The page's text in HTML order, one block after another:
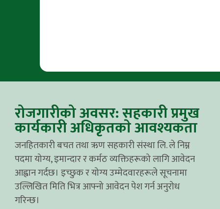
रोजगारीको अवसर: सहकारी प्रमुख
कार्यकारी अधिकृतकाे आवश्यकता
जनहितकारी बचत तथा ऋण सहकारी संस्था लि. ले निम्न
पदमा योग्य, इमान्दार र कर्मठ व्यक्तिहरूको लागि आवेदन
आह्वान गर्दछ। इच्छुक र योग्य उम्मेदवारहरूले सूचनामा
उल्लिखित मिति भित्र आफ्नो आवेदन पेश गर्न अनुरोध
गरिन्छ।